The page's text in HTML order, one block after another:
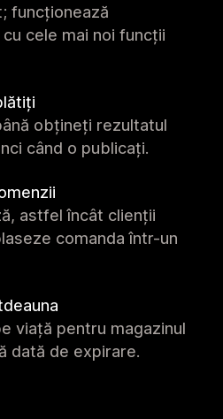
funcționează
cele mai noi funcții
obțineți rezultatul
când o publicați.
astfel încât clienții
comanda într-un
viață pentru magazinul
dată de expirare.